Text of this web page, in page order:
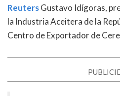
ReutersGustavo Idígoras,
la Industria Aceitera de la
Centro de Exportador de